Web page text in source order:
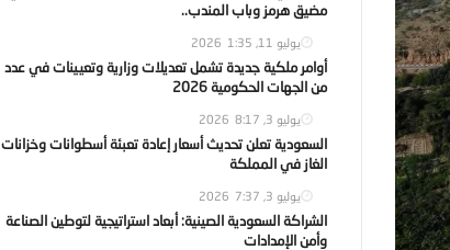
مضيق هرمز وباب المندب..
يوليو 11, 2026 1:35
أوامر ملكية جديدة تشمل تعديلات وزارية وتعيينات في عدد
من الجهات الحكومية 2026
يوليو 3, 2026 8:17
السعودية تعلن تحديث أسعار إعادة تعبئة أسطوانات وخزانات
الغاز في المملكة
يوليو 3, 2026 7:37
الشراكة السعودية الصينية: أبعاد استراتيجية لتوطين الصناعة
وأمن الإمدادات